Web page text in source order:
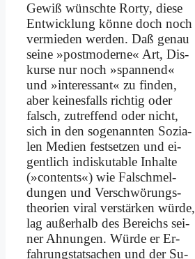
Ge­wiß wünsch­te Ror­ty, die­se
Ent­wick­lung kön­ne doch noch
ver­mie­den wer­den. Daß ge­nau
sei­ne »post­mo­der­ne« Art, Dis­
kur­se nur noch »span­nend«
und »in­ter­es­sant« zu fin­den,
aber kei­nes­falls rich­tig oder
falsch, zu­tref­fend oder nicht,
sich in den so­ge­nann­ten So­zia­
len Me­di­en fest­set­zen und ei­
gent­lich in­dis­ku­ta­ble In­hal­te
(»con­tents«) wie Falsch­mel­
dun­gen und Ver­schwö­rungs­
theo­rien vi­ral ver­stär­ken wür­de,
lag au­ßer­halb des Be­reichs sei­
ner Ah­nun­gen. Wür­de er Er­
fah­rungs­tat­sa­chen und der Su­